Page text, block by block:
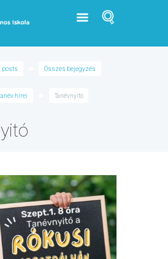
posts Összes bejegyzés
hírei Tanévnyitó